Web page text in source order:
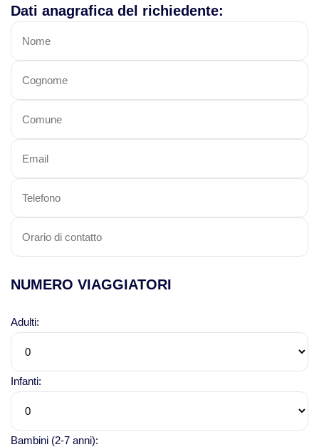
Dati anagrafica del richiedente:
NUMERO VIAGGIATORI
Adulti:
Infanti:
Bambini (2-7 anni):